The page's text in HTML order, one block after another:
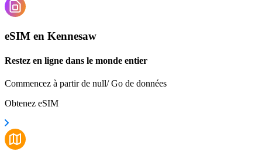
eSIM en Kennesaw
Restez en ligne dans le monde entier
Commencez à partir de null/ Go de données
Obtenez eSIM